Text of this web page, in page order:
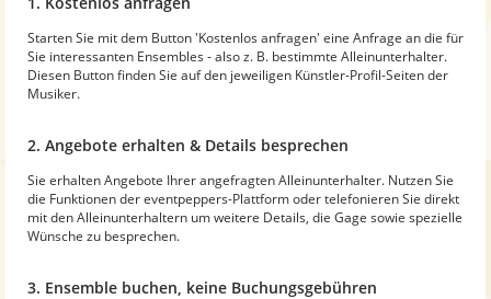
Starten Sie mit dem Button 'Kostenlos anfragen' eine Anfrage an die für
Sie interessanten Ensembles - also z. B. bestimmte Alleinunterhalter.
Diesen Button finden Sie auf den jeweiligen Künstler-Profil-Seiten der
Musiker.
2. Angebote erhalten & Details besprechen
Sie erhalten Angebote Ihrer angefragten Alleinunterhalter. Nutzen Sie
die Funktionen der eventpeppers-Plattform oder telefonieren Sie direkt
mit den Alleinunterhaltern um weitere Details, die Gage sowie spezielle
Wünsche zu besprechen.
3. Ensemble buchen, keine Buchungsgebühren